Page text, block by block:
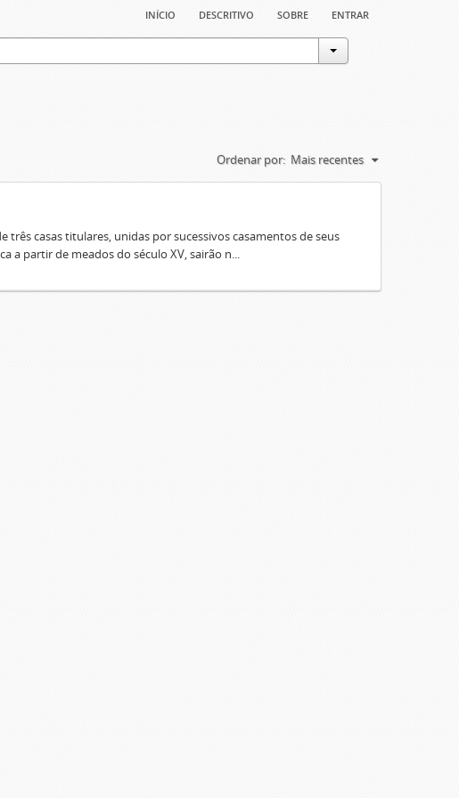
início descritivo sobre entrar
Ordenar por: Mais recentes
casas titulares, unidas por sucessivos casamentos de seus
a partir de meados do século XV, sairão n...